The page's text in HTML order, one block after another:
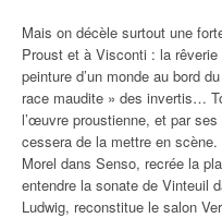
Mais on décèle surtout une
Proust et à Visconti : la
peinture d’un monde au bord
race maudite » des invertis…
l’œuvre proustienne, et par
cessera de la mettre en
Morel dans Senso, recrée la
entendre la sonate de Vinteuil
Ludwig, reconstitue le salon